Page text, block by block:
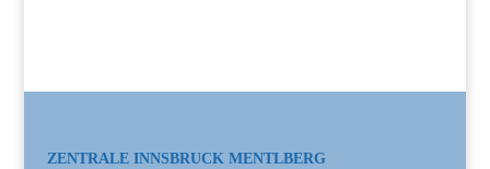
ZENTRALE INNSBRUCK MENTLBERG